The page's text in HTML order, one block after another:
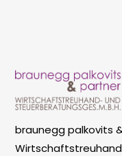
braunegg palkovits